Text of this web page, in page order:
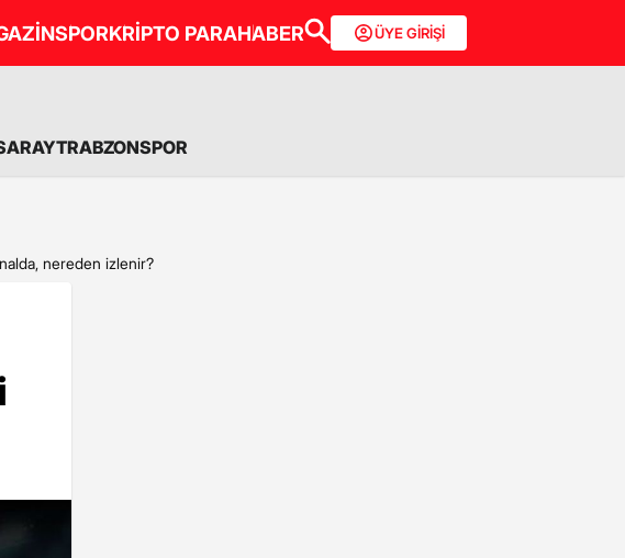
SPORKRİPTO PARAHABER ÜYE GİRİŞİ
TRABZONSPOR
nereden izlenir?